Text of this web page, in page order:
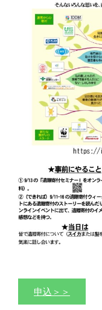
申込＞＞